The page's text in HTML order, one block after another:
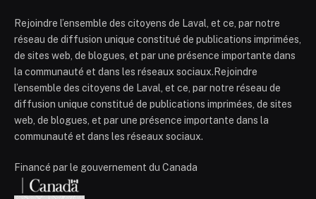
Rejoindre l’ensemble des citoyens de Laval, et ce, par notre
réseau de diffusion unique constitué de publications imprimées,
de sites web, de blogues, et par une présence importante dans
la communauté et dans les réseaux sociaux.Rejoindre
l’ensemble des citoyens de Laval, et ce, par notre réseau de
diffusion unique constitué de publications imprimées, de sites
web, de blogues, et par une présence importante dans la
communauté et dans les réseaux sociaux.
Financé par le gouvernement du Canada